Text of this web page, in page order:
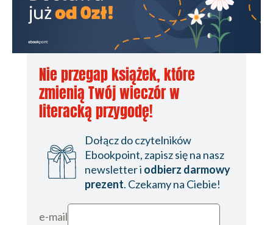
Nie przegap książek, które
zmienią Twój wieczór w
literacką przygodę!
Dołącz do czytelników
Ebookpoint, zapisz się na nasz
newsletter i odbierz darmowy
prezent. Czekamy na Ciebie!
e-mail